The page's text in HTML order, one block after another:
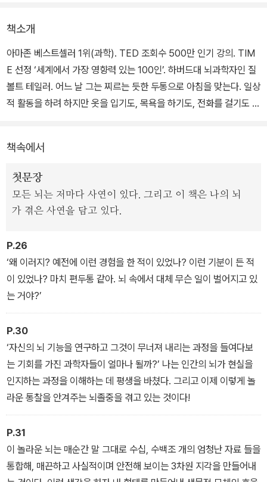
책소개
아마존 베스트셀러 1위(과학). TED 조회수 500만 인기 강의. TIM
E 선정 ‘세계에서 가장 영향력 있는 100인’. 하버드대 뇌과학자인 질
볼트 테일러. 어느 날 그는 찌르는 듯한 두통으로 아침을 맞는다. 일상
적 활동을 하려 하지만 옷을 입기도, 목욕을 하기도, 전화를 걸기도 어
병원으로 옮겨진 그는 대수술을 받고 8년간 뇌의 기능을 되찾는 회복
기를 거친다.
이 책은 그가 뇌과학자로서 뇌질환을 겪으며 자신이 느낀 것, 경험한
무대에 소개되어 500만 조회수 인기 강의가 되었고 오프라 윈프리
쇼에도 소개되어 환자들은 물론 일반 대중들에게 큰 감동을 전했다.
TIME 선정 ‘세계에서 가장 영향력 있는 100인’에 뽑힌 그의 이야기
섬’을 겪은 한 사람의 투쟁기다. 우리가 알아야 할 뇌에 대한 진실을
담은 실화로, 미국은 물론 프랑스, 독일, 일본, 중국, 러시아, 프랑스
등에서 출간되어 베스트셀러 목록에 올랐다.
책속에서
첫문장
모든 뇌는 저마다 사연이 있다. 그리고 이 책은 나의 뇌
가 겪은 사연을 담고 있다.
P.26
‘왜 이러지? 예전에 이런 경험을 한 적이 있었나? 이런 기분이 든 적
이 있었나? 마치 편두통 같아. 뇌 속에서 대체 무슨 일이 벌어지고 있
는 거야?’
P.30
‘자신의 뇌 기능을 연구하고 그것이 무너져 내리는 과정을 들여다보
는 기회를 가진 과학자들이 얼마나 될까?’ 나는 인간의 뇌가 현실을
인지하는 과정을 이해하는 데 평생을 바쳤다. 그리고 이제 이렇게 놀
라운 통찰을 안겨주는 뇌졸중을 겪고 있는 것이다!
P.31
이 놀라운 뇌는 매순간 말 그대로 수십, 수백조 개의 엄청난 자료 들을
통합해, 매끈하고 사실적이며 안전해 보이는 3차원 지각을 만들어내